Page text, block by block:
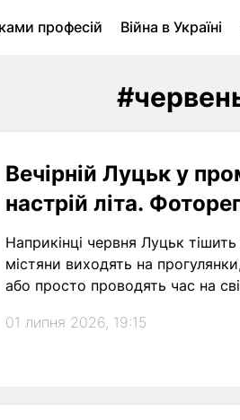
професій Війна в Україні
Вечірній Луцьк у
настрій літа.
Наприкінці червня Луцьк
містяни виходять на
або просто проводять час на
01 липня 2026, 19:15